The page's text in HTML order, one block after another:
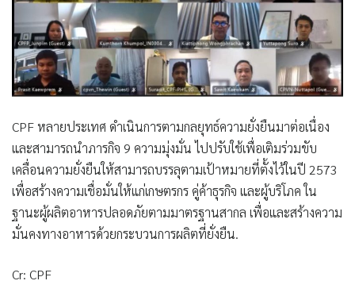
CPF หลายประเทศ ดำเนินการตามกลยุทธ์ความยั่งยืนมาต่อเนื่อง
และสามารถนำภารกิจ 9 ความมุ่งมั่น ไปปรับใช้เพื่อเติมร่วมขับ
เคลื่อนความยั่งยืนให้สามารถบรรลุตามเป้าหมายที่ตั้งไว้ในปี 2573
เพื่อสร้างความเชื่อมั่นให้แก่เกษตรกร คู่ค้าธุรกิจ และผู้บริโภค ใน
ฐานะผู้ผลิตอาหารปลอดภัยตามมาตรฐานสากล เพื่อและสร้างความ
มั่นคงทางอาหารด้วยกระบวนการผลิตที่ยั่งยืน.
Cr: CPF